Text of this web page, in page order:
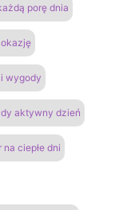
porę dnia
wygody
aktywny dzień
ciepłe dni